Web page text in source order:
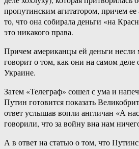
пропутинским агитатором, причем ее
то, что она собирала деньги «на
это никакого права.
Причем американцы ей деньги
говорит о том, как они на самом деле
Украине.
Затем «Телеграф» сошел с ума и
Путин готовится показать
ответ услышав вопли англичан «А
говорили, что за войну вна нам
А в ответ на статью о том, что